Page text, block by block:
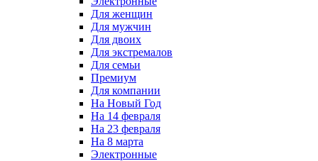
Для женщин
Для мужчин
Для двоих
Для экстремалов
Для семьи
Премиум
Для компании
На Новый Год
На 14 февраля
На 23 февраля
На 8 марта
Электронные